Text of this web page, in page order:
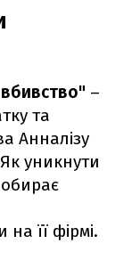
–
та
Анналізу
уникнути
її фірмі.